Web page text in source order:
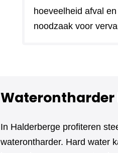
hoeveelheid afval
noodzaak voor
Waterontharder
In Halderberge profiteren
waterontharder. Hard water